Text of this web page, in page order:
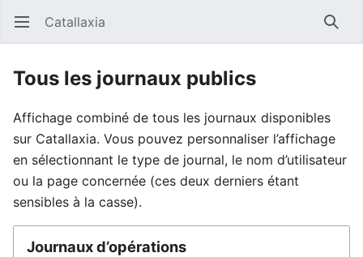
Ouvrir le menu principal Catallaxia
Tous les journaux publics
Affichage combiné de tous les journaux disponibles
sur Catallaxia. Vous pouvez personnaliser l’affichage
en sélectionnant le type de journal, le nom d’utilisateur
ou la page concernée (ces deux derniers étant
sensibles à la casse).
Journaux d’opérations